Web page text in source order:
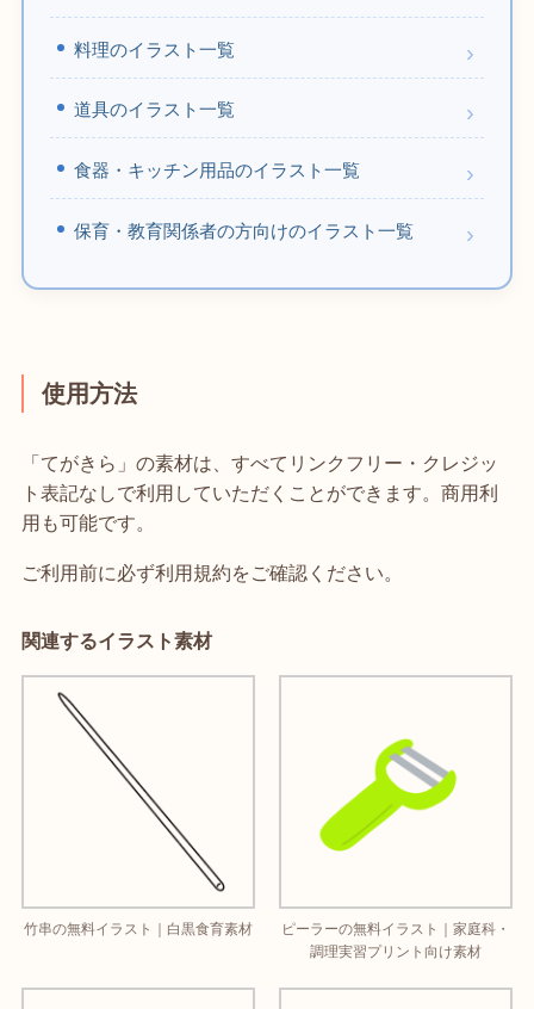
料理のイラスト一覧
道具のイラスト一覧
食器・キッチン用品のイラスト一覧
保育・教育関係者の方向けのイラスト一覧
使用方法
「てがきら」の素材は、すべてリンクフリー・クレジッ
ト表記なしで利用していただくことができます。商用利
用も可能です。
ご利用前に必ず利用規約をご確認ください。
関連するイラスト素材
竹串の無料イラスト｜白黒食育素材
ピーラーの無料イラスト｜家庭科・
調理実習プリント向け素材